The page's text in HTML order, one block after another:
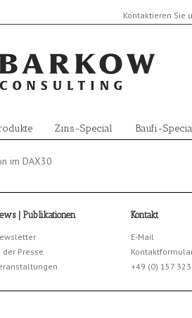
Kontaktieren Sie
Zins-Special Baufi-
im DAX30
| Publikationen
der Presse
Kontakt
E-Mail
+49 (0) 157